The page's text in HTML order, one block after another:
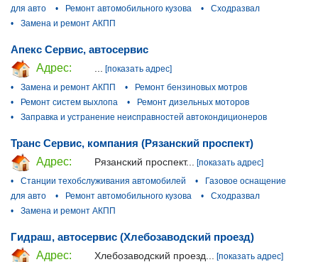
для авто
• Ремонт автомобильного кузова •
Сходразвал
•
Замена и ремонт АКПП
Апекс Сервис, автосервис
Адрес:
... [показать адрес]
•
Замена и ремонт АКПП •
Ремонт бензиновых мотров
•
Ремонт систем выхлопа •
Ремонт дизельных моторов
•
Заправка и устранение неисправностей автокондиционеров
Транс Сервис, компания (Рязанский проспект)
Адрес:
Рязанский проспект...
[показать адрес]
•
Станции техобслуживания автомобилей •
Газовое оснащение
для авто
• Ремонт автомобильного кузова •
Сходразвал
•
Замена и ремонт АКПП
Гидраш, автосервис (Хлебозаводский проезд)
Адрес:
Хлебозаводский проезд...
[показать адрес]